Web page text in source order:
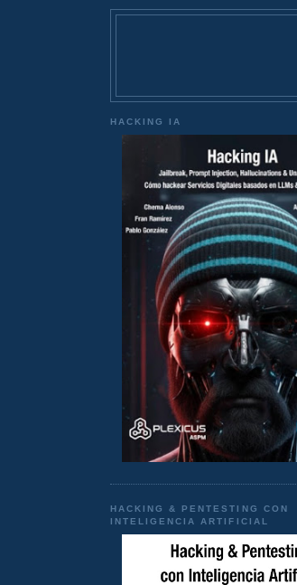
HACKING IA
HACKING & PENTESTING CON
INTELIGENCIA ARTIFICIAL